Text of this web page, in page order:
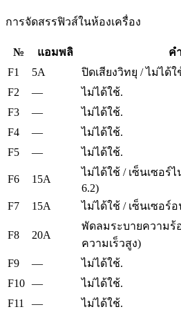
การจัดสรรฟิวส์ในห้องเครื่อง
№ แอมพลิ
ค
F1
5A
ปิดเสียงวิทยุ / ไม่ได้ใ
F2
—
ไม่ได้ใช้.
F3
—
ไม่ได้ใช้.
F4
—
ไม่ได้ใช้.
F5
— ไม่ได้ใช้.
F6 15A
ไม่ได้ใช้ / เซ็นเซอร์
6.2)
F7
15A ไม่ได้ใช้ / เซ็นเซอร์
F8 20A
พัดลมระบายความร้
ความเร็วสูง)
F9
—
ไม่ได้ใช้.
F10 —
ไม่ได้ใช้.
F11
—
ไม่ได้ใช้.